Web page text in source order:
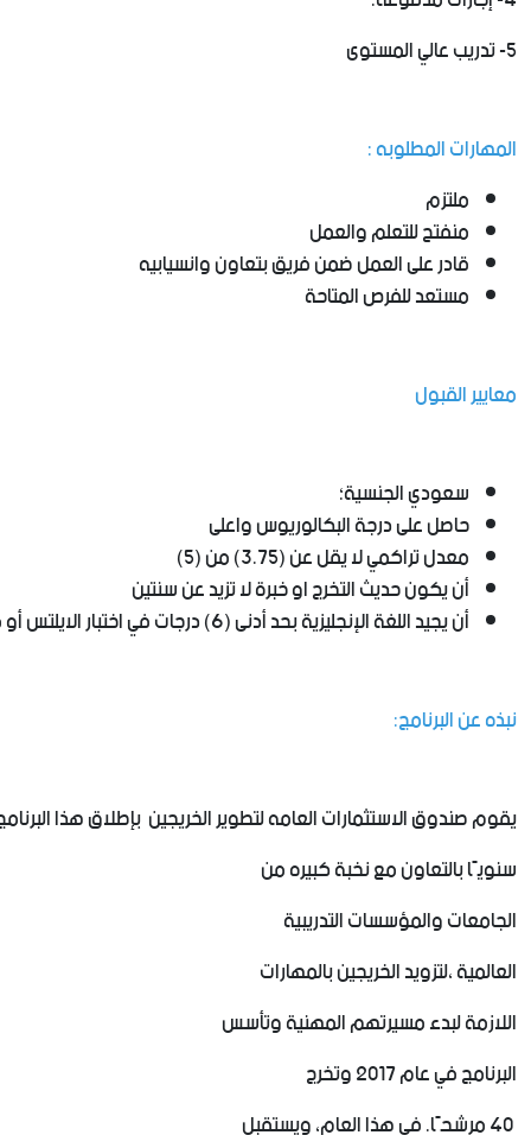
5- تدريب عالي المستوى
المهارات المطلوبه :
ملتزم
منفتح للتعلم والعمل
قادر على العمل ضمن فريق بتعاون وانسيابيه
مستعد للفرص المتاحة
معايير القبول
سعودي الجنسية؛
حاصل على درجة البكالوريوس واعلى
معدل تراكمي لا يقل عن (3.75) من (5)
أن يكون حديث التخرج او خبرة لا تزيد عن سنتين
أن يجيد اللغة الإنجليزية بحد أدنى (6) درجات في اختبار الايلتس أو ما يعادلها في اختبار التوفل
نبذه عن البرنامج:
يقوم صندوق الاستثمارات العامه لتطوير الخريجين بإطلاق هذا
سنويًا بالتعاون مع نخبة كبيره من
الجامعات والمؤسسات التدريبية
العالمية ،لتزويد الخريجين بالمهارات
اللازمة لبدء مسيرتهم المهنية وتأسس
البرنامج في عام 2017 وتخرج